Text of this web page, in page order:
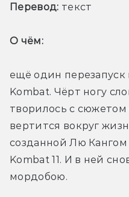
Перевод: текст
О чём:
ещё один перезапуск
Kombat. Чёрт ногу
творилось с сюжетом
вертится вокруг
созданной Лю Кангом
Kombat 11. И в ней
мордобою.